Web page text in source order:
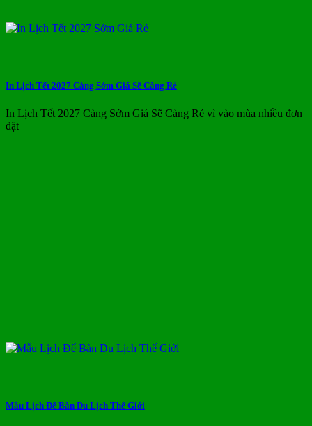
In Lịch Tết 2027 Càng Sớm Giá Sẽ Càng Rẻ
In Lịch Tết 2027 Càng Sớm Giá Sẽ Càng Rẻ vì vào mùa nhiều đơn
đặt
Mẫu Lịch Để Bàn Du Lịch Thế Giới